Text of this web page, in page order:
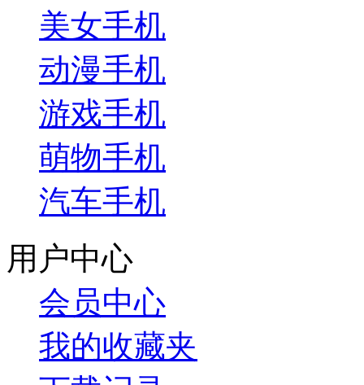
美女手机
动漫手机
游戏手机
萌物手机
汽车手机
用户中心
会员中心
我的收藏夹